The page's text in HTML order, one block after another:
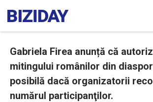
Gabriela Firea anunță că
mitingului românilor din
posibilă dacă organizatorii
numărul participanţilor.